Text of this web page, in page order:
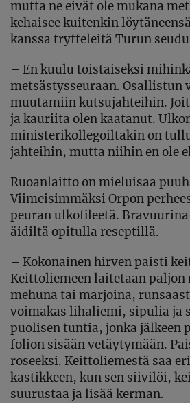
mutta ne eivät ole mukana
kehaisee kuitenkin
kanssa tryffeleitä Turun
– En kuulu toistaiseksi
metsästysseuraan. Osallistun
muutamiin kutsujahteihin.
ja kauriita olen kaatanut.
ministerikollegoiltakin on
jahteihin, mutta niihin en ole
Ruoanlaitto on mieluisaa
Viimeisimmäksi Orpon
peuran ulkofileetä.
äidiltä opitulla reseptillä.
– Kokonainen hirven paisti
Keittoliemeen laitetaan paljon
mehuna tai marjoina,
voimakas lihaliemi, sipulia ja
puolisen tuntia, jonka jälkeen
folion sisään vetäytymään.
roseeksi. Keittoliemestä saa
kastikkeen, kun sen siivilöi,
suurustaa ja lisää kerman.